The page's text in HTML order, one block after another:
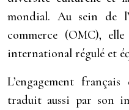
mondial. Au sein de
commerce (OMC),
international régulé et
L’engagement
traduit aussi par son